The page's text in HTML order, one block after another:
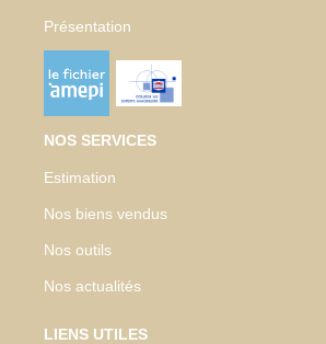
Présentation
NOS SERVICES
Estimation
Nos biens vendus
Nos outils
Nos actualités
LIENS UTILES